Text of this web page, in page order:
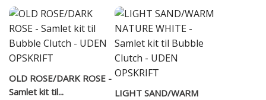
OLD ROSE/DARK ROSE -
Samlet kit til...
LIGHT SAND/WARM